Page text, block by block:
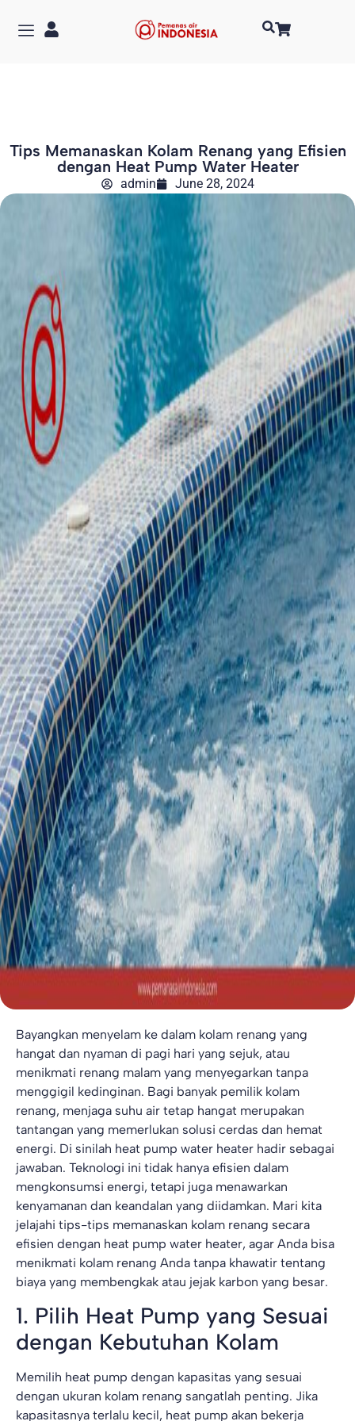
Tips Memanaskan Kolam Renang yang Efisien
dengan Heat Pump Water Heater
admin June 28, 2024
Bayangkan menyelam ke dalam kolam renang yang
hangat dan nyaman di pagi hari yang sejuk, atau
menikmati renang malam yang menyegarkan tanpa
menggigil kedinginan. Bagi banyak pemilik kolam
renang, menjaga suhu air tetap hangat merupakan
tantangan yang memerlukan solusi cerdas dan hemat
energi. Di sinilah heat pump water heater hadir sebagai
jawaban. Teknologi ini tidak hanya efisien dalam
mengkonsumsi energi, tetapi juga menawarkan
kenyamanan dan keandalan yang diidamkan. Mari kita
jelajahi tips-tips memanaskan kolam renang secara
efisien dengan heat pump water heater, agar Anda bisa
menikmati kolam renang Anda tanpa khawatir tentang
biaya yang membengkak atau jejak karbon yang besar.
1. Pilih Heat Pump yang Sesuai
dengan Kebutuhan Kolam
Memilih heat pump dengan kapasitas yang sesuai
dengan ukuran kolam renang sangatlah penting. Jika
kapasitasnya terlalu kecil, heat pump akan bekerja